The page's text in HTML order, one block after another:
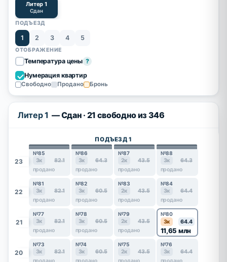
Литер 1 — Сдан · 21 свободно из 346
ПОДЪЕЗД 1
23
№85
3к
82.1
продано
№86
3к
64.3
продано
№87
2к
43.5
продано
№88
3к
64.3
продано
22
№81
3к
82.1
продано
№82
3к
60.5
продано
№83
2к
43.5
продано
№84
3к
64.4
продано
21
№77
3к
82.1
продано
№78
3к
60.5
продано
№79
2к
43.5
продано
№80
3к 64.4
11,65 млн
20
№73
3к
82.1
продано
№74
3к
60.5
продано
№75
2к
43.5
продано
№76
3к
64.4
продано
Литер 1
Сдан
ПОДЪЕЗД
1 2 3 4 5
ОТОБРАЖЕНИЕ
Температура цены ?
Нумерация квартир
Свободно Продано Бронь